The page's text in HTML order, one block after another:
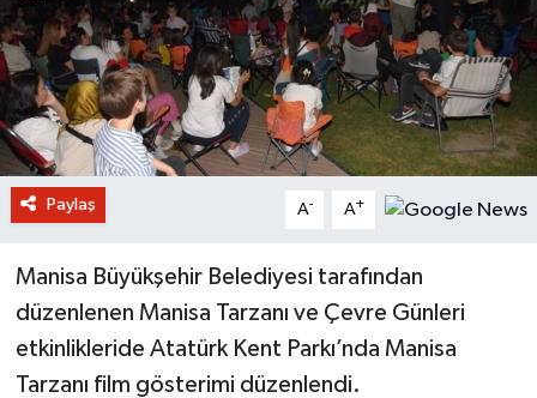
Paylaş A- A+
Manisa Büyükşehir Belediyesi tarafından
düzenlenen Manisa Tarzanı ve Çevre Günleri
etkinlikleride Atatürk Kent Parkı’nda Manisa
Tarzanı film gösterimi düzenlendi.